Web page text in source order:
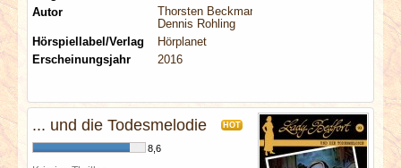
Autor
Thorsten Beckmann
Dennis Rohling
Hörspiellabel/Verlag
Hörplanet
Erscheinungsjahr
2016
... und die Todesmelodie HOT
8,6